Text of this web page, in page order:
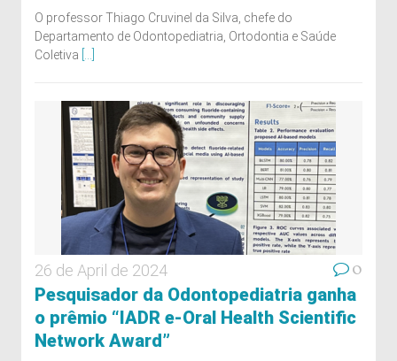
O professor Thiago Cruvinel da Silva, chefe do
Departamento de Odontopediatria, Ortodontia e Saúde
Coletiva
26 de April de 2024 0
Pesquisador da Odontopediatria ganha
o prêmio “IADR e-Oral Health Scientific
Network Award”